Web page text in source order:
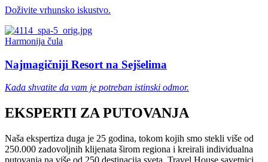
Doživite vrhunsko iskustvo.
Harmonija čula
Najmagičniji Resort na Sejšelima
Kada shvatite da vam je potreban istinski odmor.
EKSPERTI ZA PUTOVANJA
Naša ekspertiza duga je 25 godina, tokom kojih smo stekli više od
250.000 zadovoljnih klijenata širom regiona i kreirali individualna